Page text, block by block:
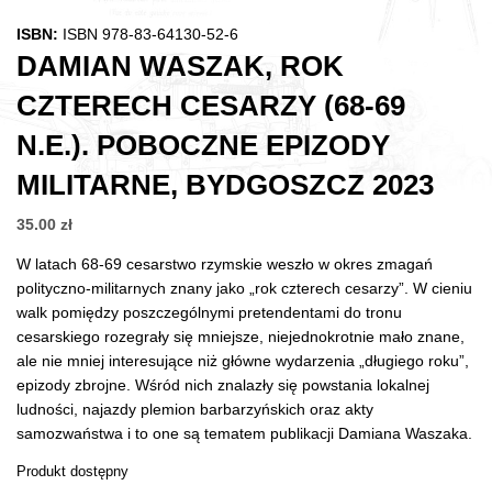
ISBN: ISBN 978-83-64130-52-6
DAMIAN WASZAK, ROK
CZTERECH CESARZY (68-69
N.E.). POBOCZNE EPIZODY
MILITARNE, BYDGOSZCZ 2023
35.00 zł
W latach 68-69 cesarstwo rzymskie weszło w okres zmagań
polityczno-militarnych znany jako „rok czterech cesarzy”. W cieniu
walk pomiędzy poszczególnymi pretendentami do tronu
cesarskiego rozegrały się mniejsze, niejednokrotnie mało znane,
ale nie mniej interesujące niż główne wydarzenia „długiego roku”,
epizody zbrojne. Wśród nich znalazły się powstania lokalnej
ludności, najazdy plemion barbarzyńskich oraz akty
samozwaństwa i to one są tematem publikacji Damiana Waszaka.
Produkt dostępny